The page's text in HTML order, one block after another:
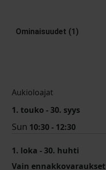
Ominaisuudet (1)
Aukioloajat
1. touko - 30. syys
Sun 10:30 - 12:30
1. loka - 30. huhti
Vain ennakkovaraukset